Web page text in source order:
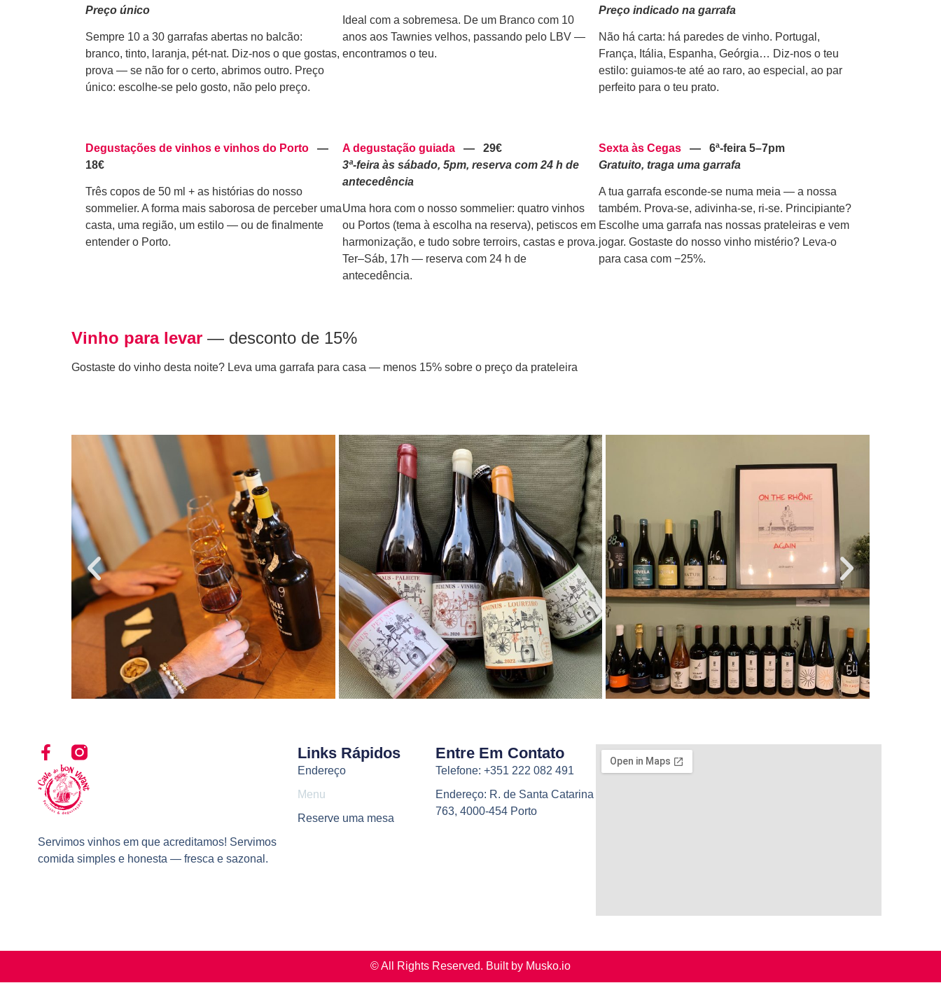
Preço único
Sempre 10 a 30 garrafas abertas no balcão:
branco, tinto, laranja, pét-nat. Diz-nos o que gostas,
prova — se não for o certo, abrimos outro. Preço
único: escolhe-se pelo gosto, não pelo preço.
Ideal com a sobremesa. De um Branco com 10
anos aos Tawnies velhos, passando pelo LBV —
encontramos o teu.
Preço indicado na garrafa
Não há carta: há paredes de vinho. Portugal,
França, Itália, Espanha, Geórgia… Diz-nos o teu
estilo: guiamos-te até ao raro, ao especial, ao par
perfeito para o teu prato.
Degustações de vinhos e vinhos do Porto
—
18€
Três copos de 50 ml + as histórias do nosso
sommelier. A forma mais saborosa de perceber uma
casta, uma região, um estilo — ou de finalmente
entender o Porto.
A degustação guiada —
29€
3ª-feira às sábado, 5pm, reserva com 24 h de
antecedência
Uma hora com o nosso sommelier: quatro vinhos
ou Portos (tema à escolha na reserva), petiscos em
harmonização, e tudo sobre terroirs, castas e prova.
Ter–Sáb, 17h — reserva com 24 h de
antecedência.
Sexta às Cegas — 6ª-feira 5–7pm
Gratuito, traga uma garrafa
A tua garrafa esconde-se numa meia — a nossa
também. Prova-se, adivinha-se, ri-se. Principiante?
Escolhe uma garrafa nas nossas prateleiras e vem
jogar. Gostaste do nosso vinho mistério? Leva-o
para casa com −25%.
Vinho para levar — desconto de 15%
Gostaste do vinho desta noite? Leva uma garrafa para casa — menos 15% sobre o preço da prateleira
Servimos vinhos em que acreditamos! Servimos
comida simples e honesta — fresca e sazonal.
Links Rápidos
Endereço
Menu
Reserve uma mesa
Entre Em Contato
Telefone: +351 222 082 491
Endereço: R. de Santa Catarina
763, 4000-454 Porto
© All Rights Reserved. Built by Musko.io